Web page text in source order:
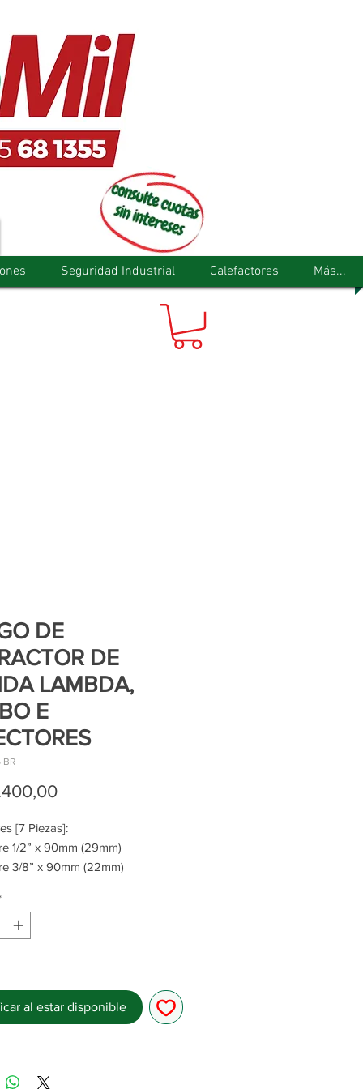
Seguridad Industrial Calefactores Más...
DE
DE
LAMBDA,
E
BR
Precio
[7 Piezas]:
1/2” x 90mm (29mm)
3/8” x 90mm (22mm)
3/8” x 80mm (22mm)
3/8” x 30mm (22mm)
3/8” x 74mm (1-1/16”)
al estar disponible